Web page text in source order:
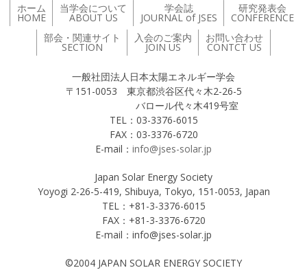
ホーム
HOME
当学会について
ABOUT US
学会誌
JOURNAL of JSES
研究発表会
CONFERENCE
部会・関連サイト
SECTION
入会のご案内
JOIN US
お問い合わせ
CONTCT US
一般社団法人日本太陽エネルギー学会
〒151-0053 東京都渋谷区代々木2-26-5
バロール代々木419号室
TEL：03-3376-6015
FAX：03-3376-6720
E-mail： info@jses-solar.jp
Japan Solar Energy Society
Yoyogi 2-26-5-419, Shibuya, Tokyo, 151-0053, Japan
TEL：+81-3-3376-6015
FAX：+81-3-3376-6720
E-mail：info@jses-solar.jp
©2004 JAPAN SOLAR ENERGY SOCIETY